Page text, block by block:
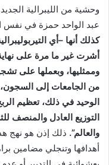
وحشية من الليبرالية
عبد الواحد حمزة في نفس
كذلك أنها –أي
أشرت غير ما مرة على
وممثليها، وبعملها على
من الجامعات إلى
الوحيد في ذلك، تعظيم
التوزيع العادل والمنصف
والعالم”. ذلك إذن هو نهج
أهدافها وتنجلي مضامين